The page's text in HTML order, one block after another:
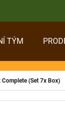
TÝM
(Set 7x Box)